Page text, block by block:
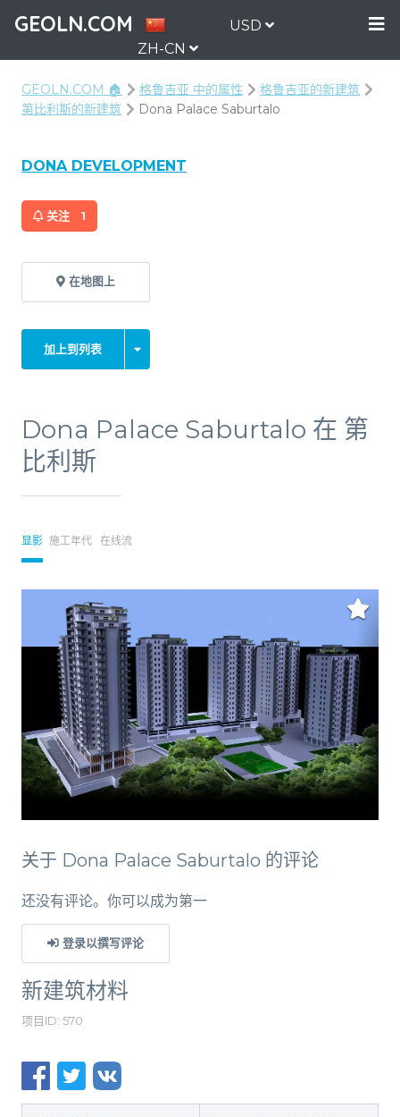
GEOLN.COM
ZH-CN
USD
GEOLN.COM 🏠 格鲁吉亚 中的属性
格鲁吉亚的新建筑
第比利斯的新建筑
Dona Palace Saburtalo
DONA DEVELOPMENT
关注 1
在地图上
加上到列表
Dona Palace Saburtalo 在 第
比利斯
显影 施工年代 在线流
关于 Dona Palace Saburtalo 的评论
还没有评论。你可以成为第一
登录以撰写评论
新建筑材料
项目ID: 570